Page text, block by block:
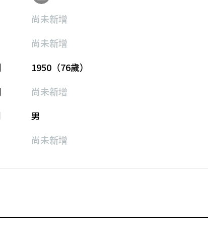
尚未新增
尚未新增
1950（76歲）
尚未新增
男
尚未新增